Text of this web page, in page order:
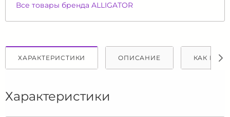
Все товары бренда ALLIGATOR
ХАРАКТЕРИСТИКИ ОПИСАНИЕ КАК
Характеристики